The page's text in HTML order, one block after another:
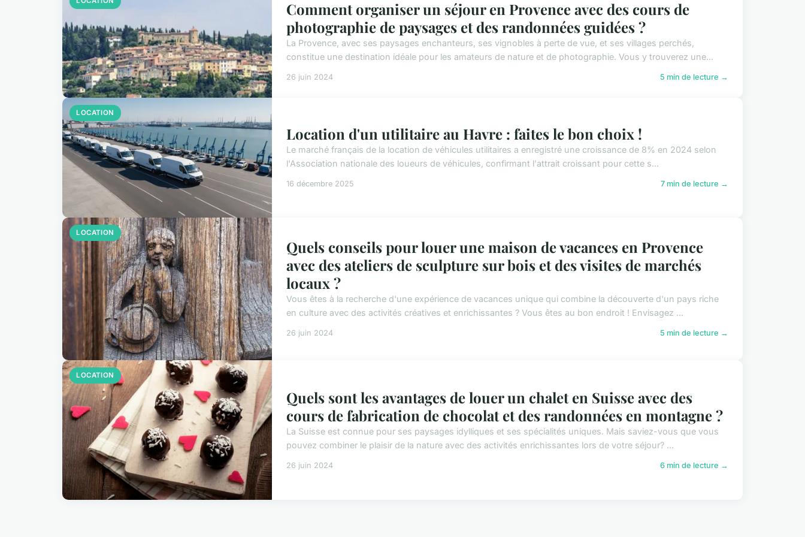
Comment organiser un séjour en Provence avec des cours de
photographie de paysages et des randonnées guidées ?
La Provence, avec ses paysages enchanteurs, ses vignobles à perte de vue, et ses villages perchés,
constitue une destination idéale pour les amateurs de nature et de photographie. Vous y trouverez une...
26 juin 2024 5 min de lecture →
LOCATION
Location d'un utilitaire au Havre : faites le bon choix !
Le marché français de la location de véhicules utilitaires a enregistré une croissance de 8% en 2024 selon
l'Association nationale des loueurs de véhicules, confirmant l'attrait croissant pour cette s...
16 décembre 2025 7 min de lecture →
LOCATION
Quels conseils pour louer une maison de vacances en Provence
avec des ateliers de sculpture sur bois et des visites de marchés
locaux ?
Vous êtes à la recherche d'une expérience de vacances unique qui combine la découverte d'un pays riche
en culture avec des activités créatives et enrichissantes ? Vous êtes au bon endroit ! Envisagez ...
26 juin 2024 5 min de lecture →
LOCATION
Quels sont les avantages de louer un chalet en Suisse avec des
cours de fabrication de chocolat et des randonnées en montagne ?
La Suisse est connue pour ses paysages idylliques et ses spécialités uniques. Mais saviez-vous que vous
pouvez combiner le plaisir de la nature avec des activités enrichissantes lors de votre séjour? ...
26 juin 2024 6 min de lecture →